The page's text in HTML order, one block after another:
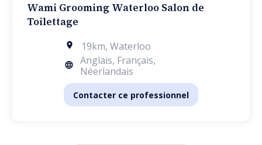
Wami Grooming Waterloo Salon de
Toilettage
19km, Waterloo
Anglais, Français,
Néerlandais
Contacter ce professionnel